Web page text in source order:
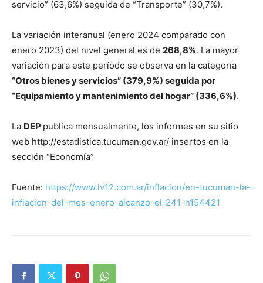
servicio” (63,6%) seguida de “Transporte” (30,7%).
La variación interanual (enero 2024 comparado con
enero 2023) del nivel general es de 268,8%. La mayor
variación para este período se observa en la categoría
“Otros bienes y servicios” (379,9%) seguida por
“Equipamiento y mantenimiento del hogar” (336,6%).
La DEP publica mensualmente, los informes en su sitio
web http://estadistica.tucuman.gov.ar/ insertos en la
sección “Economía”
Fuente: https://www.lv12.com.ar/inflacion/en-tucuman-la-
inflacion-del-mes-enero-alcanzo-el-241-n154421